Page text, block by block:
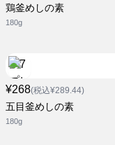
鶏釜めしの素
180g
¥268(税込¥289.44)
五目釜めしの素
180g